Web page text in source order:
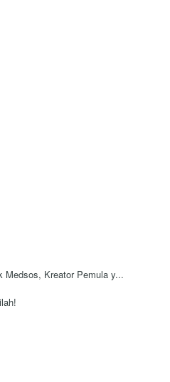
Medsos, Kreator Pemula y...